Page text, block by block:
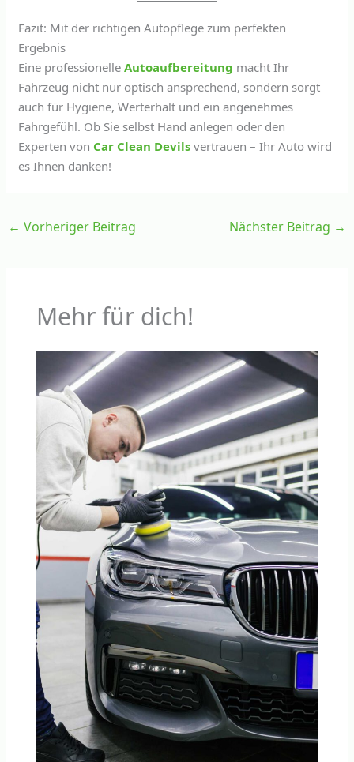
Fazit: Mit der richtigen Autopflege zum perfekten
Ergebnis
Eine professionelleAutoaufbereitung macht Ihr
Fahrzeug nicht nur optisch ansprechend, sondern sorgt
auch für Hygiene, Werterhalt und ein angenehmes
Fahrgefühl. Ob Sie selbst Hand anlegen oder den
Experten von Car Clean Devils vertrauen – Ihr Auto wird
es Ihnen danken!
← Vorheriger Beitrag Nächster Beitrag →
Mehr für dich!